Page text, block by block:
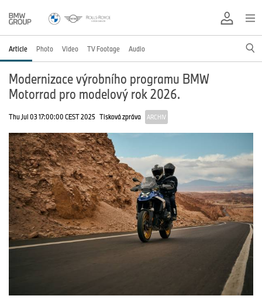
Article Photo Video TV Footage Audio
Modernizace výrobního programu BMW
Motorrad pro modelový rok 2026.
Thu Jul 03 17:00:00 CEST 2025 Tisková zpráva ARCHIV